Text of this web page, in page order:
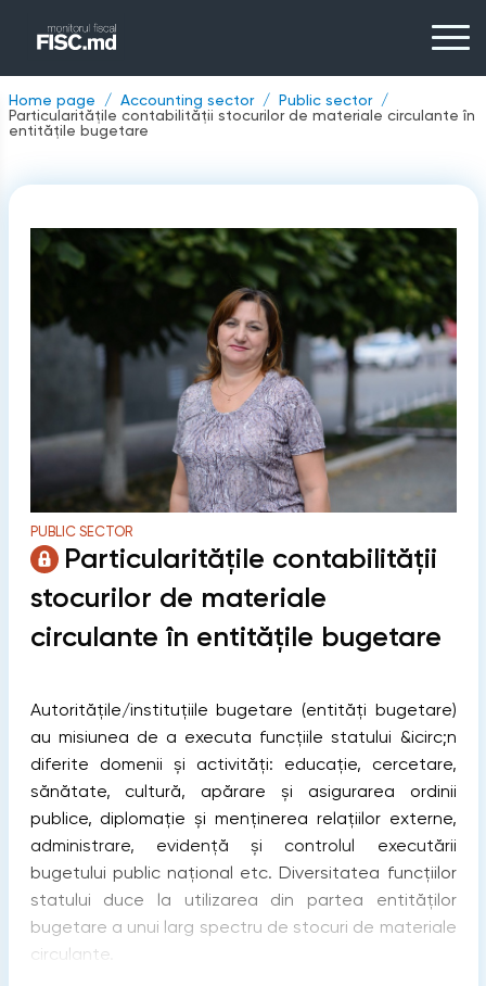
Home page Accounting sector
Public sector
Particularitățile contabilității stocurilor de materiale circulante în
entitățile bugetare
PUBLIC SECTOR
Particularitățile contabilității
stocurilor de materiale
circulante în entitățile bugetare
Autoritățile/instituțiile bugetare (entități bugetare)
au misiunea de a executa funcțiile statului &icirc;n
diferite domenii și activități: educație, cercetare,
sănătate, cultură, apărare și asigurarea ordinii
publice, diplomație și menținerea relațiilor externe,
administrare, evidență și controlul executării
bugetului public național etc. Diversitatea funcțiilor
statului duce la utilizarea din partea entităților
bugetare a unui larg spectru de stocuri de materiale
circulante.